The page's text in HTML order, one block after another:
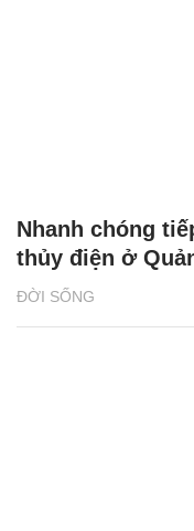
ĐỜI SỐNG
Nhanh chóng
thủy điện ở